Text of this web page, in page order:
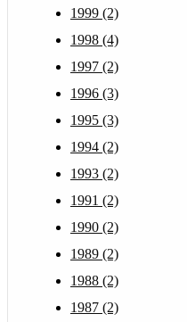
1999 (2)
1998 (4)
1997 (2)
1996 (3)
1995 (3)
1994 (2)
1993 (2)
1991 (2)
1990 (2)
1989 (2)
1988 (2)
1987 (2)